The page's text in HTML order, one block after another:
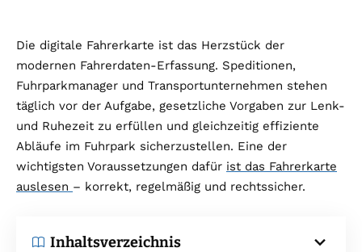
Die digitale Fahrerkarte ist das Herzstück der
modernen Fahrerdaten-Erfassung. Speditionen,
Fuhrparkmanager und Transportunternehmen stehen
täglich vor der Aufgabe, gesetzliche Vorgaben zur Lenk-
und Ruhezeit zu erfüllen und gleichzeitig effiziente
Abläufe im Fuhrpark sicherzustellen. Eine der
wichtigsten Voraussetzungen dafür ist das Fahrerkarte
auslesen – korrekt, regelmäßig und rechtssicher.
Inhaltsverzeichnis